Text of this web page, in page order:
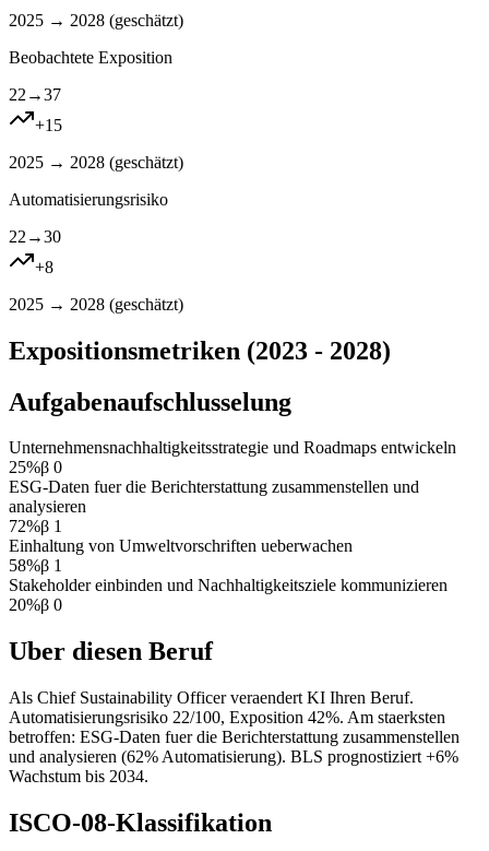
2025 → 2028 (geschätzt)
Beobachtete Exposition
22 →37
+15
2025 → 2028 (geschätzt)
Automatisierungsrisiko
22 →30
+8
2025 → 2028 (geschätzt)
Expositionsmetriken (2023 - 2028)
Aufgabenaufschlusselung
Unternehmensnachhaltigkeitsstrategie und Roadmaps entwickeln
25%β 0
ESG-Daten fuer die Berichterstattung zusammenstellen und
analysieren
72%β 1
Einhaltung von Umweltvorschriften ueberwachen
58%β 1
Stakeholder einbinden und Nachhaltigkeitsziele kommunizieren
20%β 0
Uber diesen Beruf
Als Chief Sustainability Officer veraendert KI Ihren Beruf.
Automatisierungsrisiko 22/100, Exposition 42%. Am staerksten
betroffen: ESG-Daten fuer die Berichterstattung zusammenstellen
und analysieren (62% Automatisierung). BLS prognostiziert +6%
Wachstum bis 2034.
ISCO-08-Klassifikation